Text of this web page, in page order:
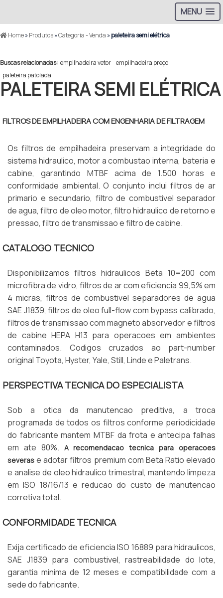
MENU
Home»Produtos»Categoria - Venda »paleteira semi elétrica
Buscas relacionadas: empilhadeira vetor empilhadeira preço
paleteira patolada
PALETEIRA SEMI ELÉTRICA
FILTROS DE EMPILHADEIRA COM ENGENHARIA DE FILTRAGEM
Os filtros de empilhadeira preservam a integridade do
sistema hidraulico, motor a combustao interna, bateria e
cabine, garantindo MTBF acima de 1.500 horas e
conformidade ambiental. O conjunto inclui filtros de ar
primario e secundario, filtro de combustivel separador
de agua, filtro de oleo motor, filtro hidraulico de retorno e
pressao, filtro de transmissao e filtro de cabine.
CATALOGO TECNICO
Disponibilizamos filtros hidraulicos Beta 10=200 com
microfibra de vidro, filtros de ar com eficiencia 99,5% em
4 micras, filtros de combustivel separadores de agua
SAE J1839, filtros de oleo full-flow com bypass calibrado,
filtros de transmissao com magneto absorvedor e filtros
de cabine HEPA H13 para operacoes em ambientes
contaminados. Codigos cruzados ao part-number
original Toyota, Hyster, Yale, Still, Linde e Paletrans.
PERSPECTIVA TECNICA DO ESPECIALISTA
Sob a otica da manutencao preditiva, a troca
programada de todos os filtros conforme periodicidade
do fabricante mantem MTBF da frota e antecipa falhas
em ate 80%. A recomendacao tecnica para operacoes
severas e adotar filtros premium com Beta Ratio elevado
e analise de oleo hidraulico trimestral, mantendo limpeza
em ISO 18/16/13 e reducao do custo de manutencao
corretiva total.
CONFORMIDADE TECNICA
Exija certificado de eficiencia ISO 16889 para hidraulicos,
SAE J1839 para combustivel, rastreabilidade do lote,
garantia minima de 12 meses e compatibilidade com a
sede do fabricante.